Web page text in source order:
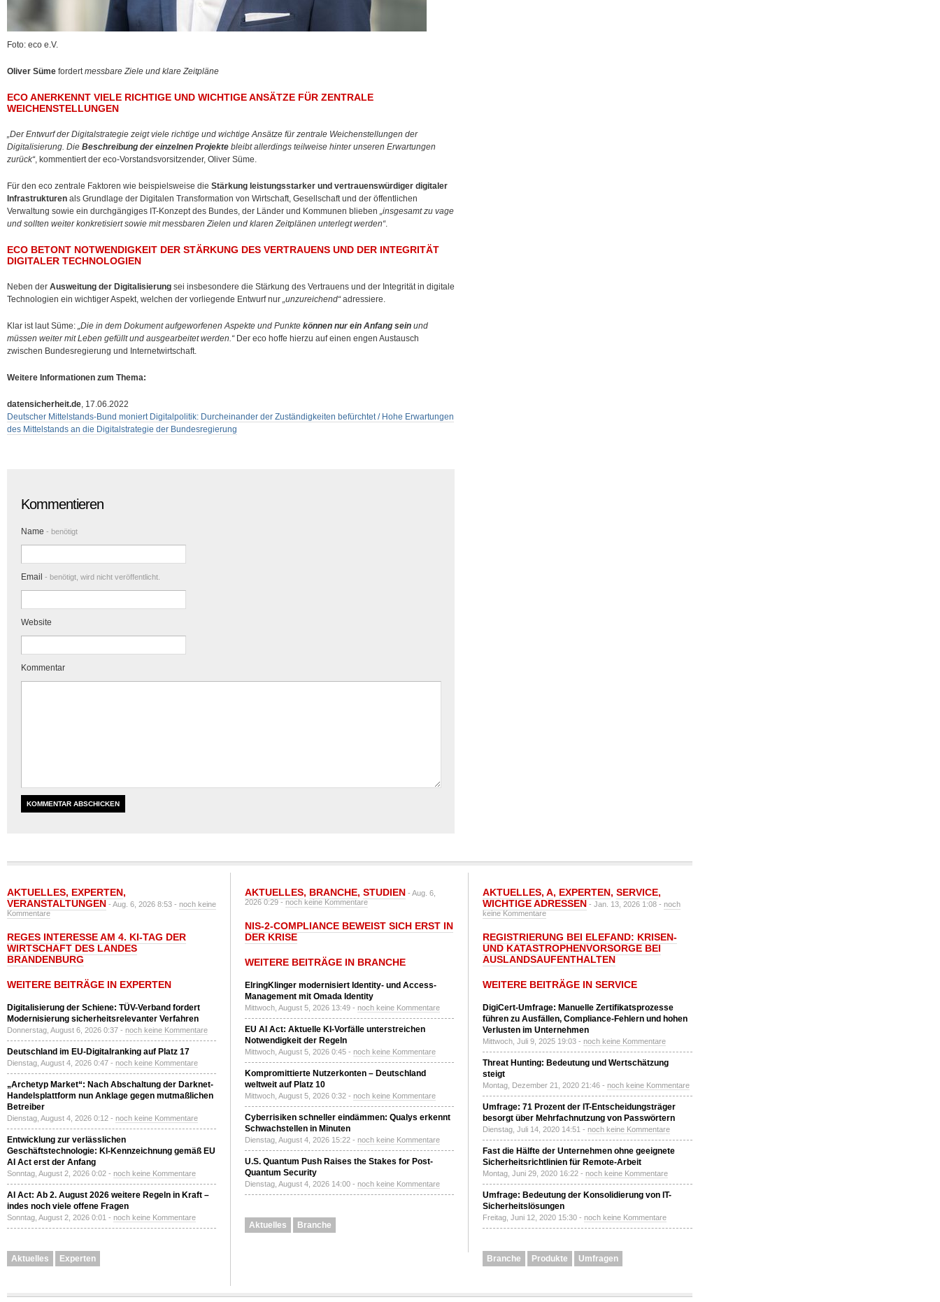
Foto: eco e.V.
Oliver Süme fordertmessbare Ziele und klare Zeitpläne
ECO ANERKENNT VIELE RICHTIGE UND WICHTIGE ANSÄTZE FÜR ZENTRALE
WEICHENSTELLUNGEN
„Der Entwurf der Digitalstrategie zeigt viele richtige und wichtige Ansätze für zentrale Weichenstellungen der
Digitalisierung. Die Beschreibung der einzelnen Projekte bleibt allerdings teilweise hinter unseren Erwartungen
zurück“, kommentiert der eco-Vorstandsvorsitzender, Oliver Süme.
Für den eco zentrale Faktoren wie beispielsweise die Stärkung leistungsstarker und vertrauenswürdiger digitaler
Infrastrukturen als Grundlage der Digitalen Transformation von Wirtschaft, Gesellschaft und der öffentlichen
Verwaltung sowie ein durchgängiges IT-Konzept des Bundes, der Länder und Kommunen blieben „insgesamt zu vage
und sollten weiter konkretisiert sowie mit messbaren Zielen und klaren Zeitplänen unterlegt werden“.
ECO BETONT NOTWENDIGKEIT DER STÄRKUNG DES VERTRAUENS UND DER INTEGRITÄT
DIGITALER TECHNOLOGIEN
Neben der Ausweitung der Digitalisierung sei insbesondere die Stärkung des Vertrauens und der Integrität in digitale
Technologien ein wichtiger Aspekt, welchen der vorliegende Entwurf nur „unzureichend“adressiere.
Klar ist laut Süme: „Die in dem Dokument aufgeworfenen Aspekte und Punkte können nur ein Anfang sein und
müssen weiter mit Leben gefüllt und ausgearbeitet werden.“Der eco hoffe hierzu auf einen engen Austausch
zwischen Bundesregierung und Internetwirtschaft.
Weitere Informationen zum Thema:
datensicherheit.de, 17.06.2022
Deutscher Mittelstands-Bund moniert Digitalpolitik: Durcheinander der Zuständigkeiten befürchtet / Hohe Erwartungen
des Mittelstands an die Digitalstrategie der Bundesregierung
Kommentieren
Name - benötigt
Email - benötigt, wird nicht veröffentlicht.
Website
Kommentar
AKTUELLES, EXPERTEN,
VERANSTALTUNGEN - Aug. 6, 2026 8:53 - noch keine
Kommentare
REGES INTERESSE AM 4. KI-TAG DER
WIRTSCHAFT DES LANDES
BRANDENBURG
WEITERE BEITRÄGE IN EXPERTEN
Digitalisierung der Schiene: TÜV-Verband fordert
Modernisierung sicherheitsrelevanter Verfahren
Donnerstag, August 6, 2026 0:37 - noch keine Kommentare
Deutschland im EU-Digitalranking auf Platz 17
Dienstag, August 4, 2026 0:47 - noch keine Kommentare
„Archetyp Market“: Nach Abschaltung der Darknet-
Handelsplattform nun Anklage gegen mutmaßlichen
Betreiber
Dienstag, August 4, 2026 0:12 - noch keine Kommentare
Entwicklung zur verlässlichen
Geschäftstechnologie: KI-Kennzeichnung gemäß EU
AI Act erst der Anfang
Sonntag, August 2, 2026 0:02 - noch keine Kommentare
AI Act: Ab 2. August 2026 weitere Regeln in Kraft –
indes noch viele offene Fragen
Sonntag, August 2, 2026 0:01 - noch keine Kommentare
Aktuelles Experten
AKTUELLES, BRANCHE, STUDIEN - Aug. 6,
2026 0:29 -noch keine Kommentare
NIS-2-COMPLIANCE BEWEIST SICH ERST IN
DER KRISE
WEITERE BEITRÄGE IN BRANCHE
ElringKlinger modernisiert Identity- und Access-
Management mit Omada Identity
Mittwoch, August 5, 2026 13:49 - noch keine Kommentare
EU AI Act: Aktuelle KI-Vorfälle unterstreichen
Notwendigkeit der Regeln
Mittwoch, August 5, 2026 0:45 - noch keine Kommentare
Kompromittierte Nutzerkonten – Deutschland
weltweit auf Platz 10
Mittwoch, August 5, 2026 0:32 - noch keine Kommentare
Cyberrisiken schneller eindämmen: Qualys erkennt
Schwachstellen in Minuten
Dienstag, August 4, 2026 15:22 - noch keine Kommentare
U.S. Quantum Push Raises the Stakes for Post-
Quantum Security
Dienstag, August 4, 2026 14:00 - noch keine Kommentare
Aktuelles Branche
AKTUELLES, A, EXPERTEN, SERVICE,
WICHTIGE ADRESSEN - Jan. 13, 2026 1:08 - noch
keine Kommentare
REGISTRIERUNG BEI ELEFAND: KRISEN-
UND KATASTROPHENVORSORGE BEI
AUSLANDSAUFENTHALTEN
WEITERE BEITRÄGE IN SERVICE
DigiCert-Umfrage: Manuelle Zertifikatsprozesse
führen zu Ausfällen, Compliance-Fehlern und hohen
Verlusten im Unternehmen
Mittwoch, Juli 9, 2025 19:03 - noch keine Kommentare
Threat Hunting: Bedeutung und Wertschätzung
steigt
Montag, Dezember 21, 2020 21:46 - noch keine Kommentare
Umfrage: 71 Prozent der IT-Entscheidungsträger
besorgt über Mehrfachnutzung von Passwörtern
Dienstag, Juli 14, 2020 14:51 - noch keine Kommentare
Fast die Hälfte der Unternehmen ohne geeignete
Sicherheitsrichtlinien für Remote-Arbeit
Montag, Juni 29, 2020 16:22 - noch keine Kommentare
Umfrage: Bedeutung der Konsolidierung von IT-
Sicherheitslösungen
Freitag, Juni 12, 2020 15:30 - noch keine Kommentare
Branche Produkte Umfragen